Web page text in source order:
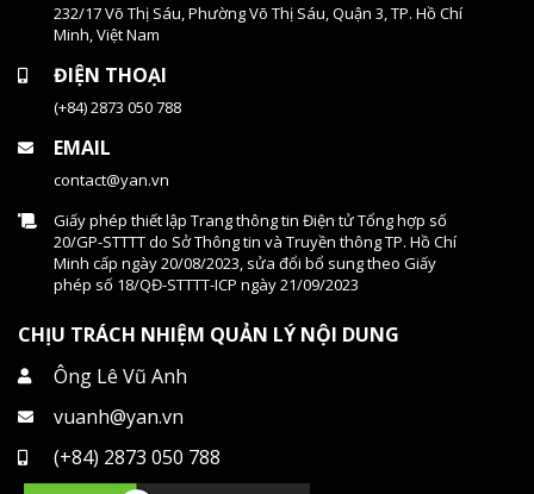
232/17 Võ Thị Sáu, Phường Võ Thị Sáu, Quận 3, TP. Hồ Chí
Minh, Việt Nam
ĐIỆN THOẠI
(+84) 2873 050 788
EMAIL
contact@yan.vn
Giấy phép thiết lập Trang thông tin Điện tử Tổng hợp số
20/GP-STTTT do Sở Thông tin và Truyền thông TP. Hồ Chí
Minh cấp ngày 20/08/2023, sửa đổi bổ sung theo Giấy
phép số 18/QĐ-STTTT-ICP ngày 21/09/2023
CHỊU TRÁCH NHIỆM QUẢN LÝ NỘI DUNG
Ông Lê Vũ Anh
vuanh@yan.vn
(+84) 2873 050 788